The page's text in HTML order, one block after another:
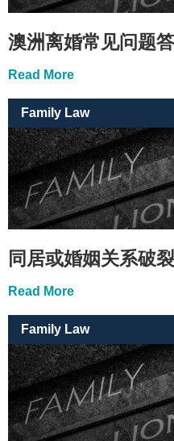
澳洲离婚常见问题
Read More
Family Law
同居或婚姻关系破
Read More
Family Law